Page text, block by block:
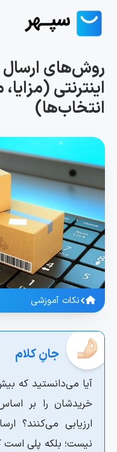
روش‌های ارسال
اینترنتی
انتخاب‌ها)
نکات آموزشی
خریدشان را بر
ارزیابی می‌کنند؟
نیست؛ بلکه پلی است